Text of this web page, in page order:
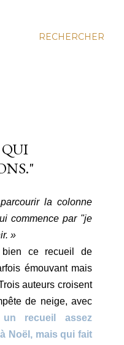
RECHERCHER
QUI
la colonne
commence par "je
»
bien ce recueil de
émouvant mais
auteurs croisent
de neige, avec
recueil assez
Noël, mais qui fait